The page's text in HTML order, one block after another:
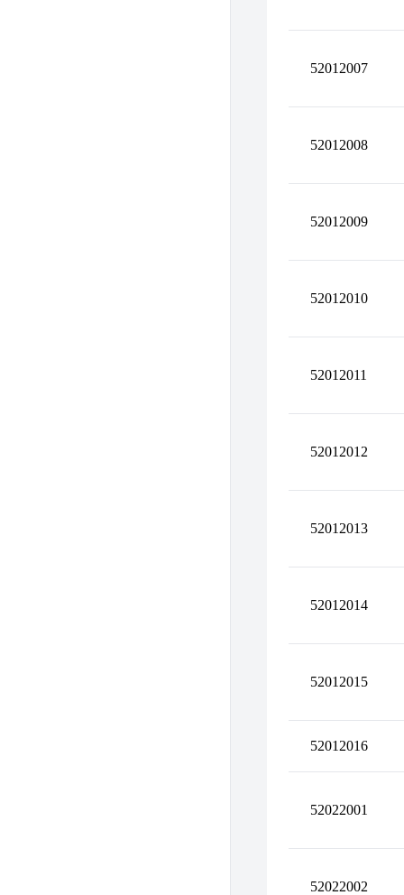
52012007
52012008
52012009
52012010
52012011
52012012
52012013
52012014
52012015
52012016
52022001
52022002